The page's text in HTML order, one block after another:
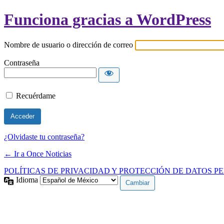
Funciona gracias a WordPress
Nombre de usuario o dirección de correo
Contraseña
Recuérdame
¿Olvidaste tu contraseña?
← Ir a Once Noticias
POLÍTICAS DE PRIVACIDAD Y PROTECCIÓN DE DATOS
Idioma